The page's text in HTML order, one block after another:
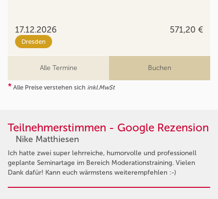
17.12.2026 571,20 €
Dresden
Alle Termine Buchen
* Alle Preise verstehen sich inkl.MwSt
Teilnehmerstimmen - Google Rezension
Nike Matthiesen
Ich hatte zwei super lehrreiche, humorvolle und professionell
geplante Seminartage im Bereich Moderationstraining. Vielen
Dank dafür! Kann euch wärmstens weiterempfehlen :-)